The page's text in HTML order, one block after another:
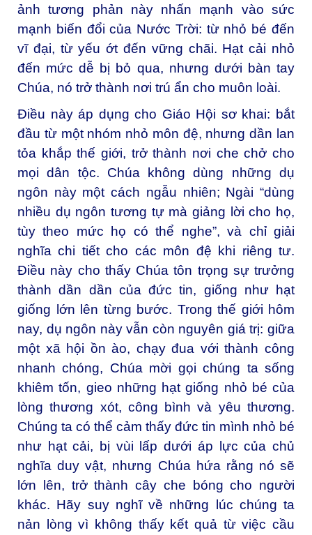
ảnh tương phản này nhấn mạnh vào sức
mạnh biến đổi của Nước Trời: từ nhỏ bé đến
vĩ đại, từ yếu ớt đến vững chãi. Hạt cải nhỏ
đến mức dễ bị bỏ qua, nhưng dưới bàn tay
Chúa, nó trở thành nơi trú ẩn cho muôn loài.
Điều này áp dụng cho Giáo Hội sơ khai: bắt
đầu từ một nhóm nhỏ môn đệ, nhưng dần lan
tỏa khắp thế giới, trở thành nơi che chở cho
mọi dân tộc. Chúa không dùng những dụ
ngôn này một cách ngẫu nhiên; Ngài “dùng
nhiều dụ ngôn tương tự mà giảng lời cho họ,
tùy theo mức họ có thể nghe”, và chỉ giải
nghĩa chi tiết cho các môn đệ khi riêng tư.
Điều này cho thấy Chúa tôn trọng sự trưởng
thành dần dần của đức tin, giống như hạt
giống lớn lên từng bước. Trong thế giới hôm
nay, dụ ngôn này vẫn còn nguyên giá trị: giữa
một xã hội ồn ào, chạy đua với thành công
nhanh chóng, Chúa mời gọi chúng ta sống
khiêm tốn, gieo những hạt giống nhỏ bé của
lòng thương xót, công bình và yêu thương.
Chúng ta có thể cảm thấy đức tin mình nhỏ bé
như hạt cải, bị vùi lấp dưới áp lực của chủ
nghĩa duy vật, nhưng Chúa hứa rằng nó sẽ
lớn lên, trở thành cây che bóng cho người
khác. Hãy suy nghĩ về những lúc chúng ta
nản lòng vì không thấy kết quả từ việc cầu